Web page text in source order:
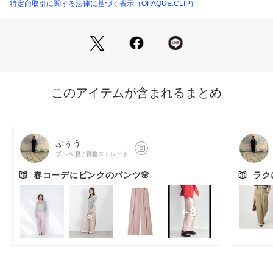
・ドローコード入りでウエスト位置の調整も可能。
※同素材で、イージーワイドパンツ（637ー65059）もお作り
もある素材を使用しているので、穿き心地も快適。
・マシンウォッシャブルでご自宅でのお洗濯も可能。
【仕様】
・ポケット数：横×2 後ろ（ダミー）×2
・ウエスト総ゴム
・裏地なし
※こちらの商品はやや透け感があるため、インナーの着用をお
特定商取引に関する法律に基づく表示（OPAQUE.CLIP）